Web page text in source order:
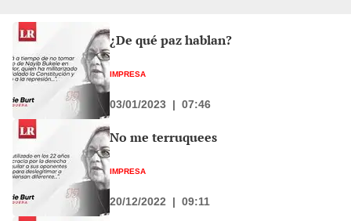
¿De qué paz hablan?
IMPRESA
03/01/2023 | 07:46
No me terruquees
IMPRESA
20/12/2022 | 09:11